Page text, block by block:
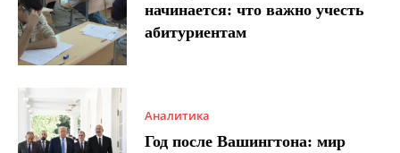
начинается: что важно учесть
абитуриентам
Аналитика
Год после Вашингтона: мир